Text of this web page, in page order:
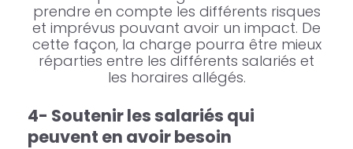
prendre en compte les différents risques
et imprévus pouvant avoir un impact. De
cette façon, la charge pourra être mieux
réparties entre les différents salariés et
les horaires allégés.
4- Soutenir les salariés qui
peuvent en avoir besoin